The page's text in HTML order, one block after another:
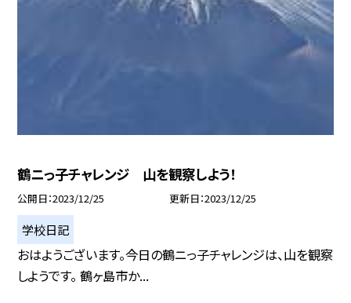
鶴ニっ子チャレンジ 山を観察しよう！
公開日 2023/12/25 更新日 2023/12/25
学校日記
おはようございます。今日の鶴ニっ子チャレンジは、山を観察
しようです。 鶴ヶ島市か...